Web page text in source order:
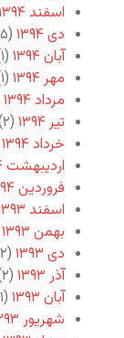
اسفند ۱۳۹۴
دی ۱۳۹۴
(۵)
آبان ۱۳۹۴
(۱)
مهر ۱۳۹۴
(۱)
مرداد ۱۳۹۴
تیر ۱۳۹۴
(۲)
خرداد ۱۳۹۴
اردیبهشت ۱۳۹۴
فروردین ۱۳۹۴
اسفند ۱۳۹۳
بهمن ۱۳۹۳
دی ۱۳۹۳
(۲)
آذر ۱۳۹۳
(۲)
آبان ۱۳۹۳
(۱)
شهریور ۱۳۹۳